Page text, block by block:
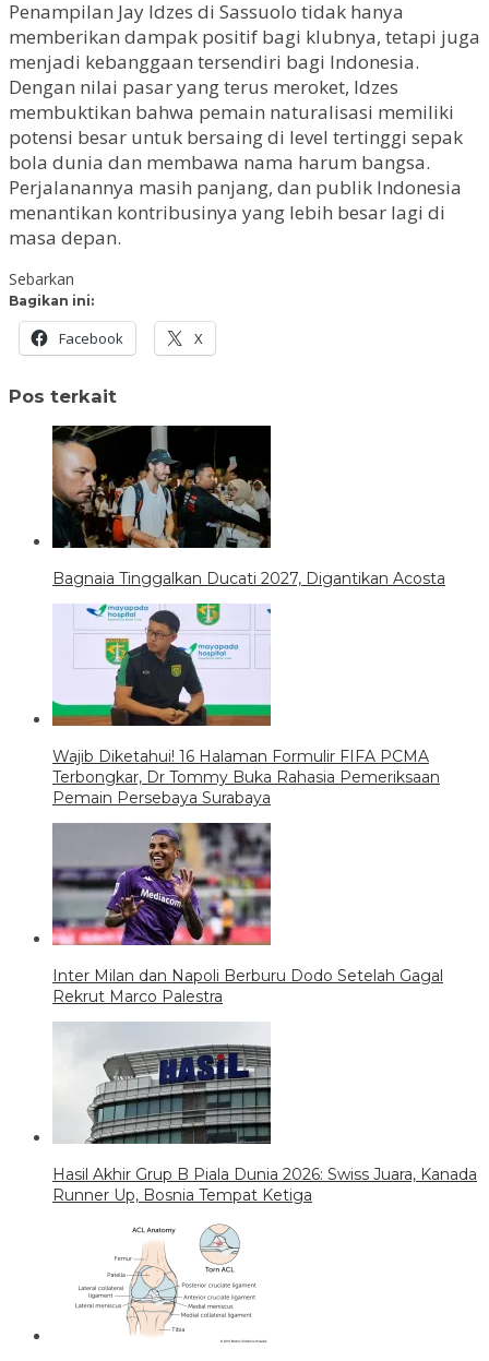
Penampilan Jay Idzes di Sassuolo tidak hanya
memberikan dampak positif bagi klubnya, tetapi juga
menjadi kebanggaan tersendiri bagi Indonesia.
Dengan nilai pasar yang terus meroket, Idzes
membuktikan bahwa pemain naturalisasi memiliki
potensi besar untuk bersaing di level tertinggi sepak
bola dunia dan membawa nama harum bangsa.
Perjalanannya masih panjang, dan publik Indonesia
menantikan kontribusinya yang lebih besar lagi di
masa depan.
Sebarkan
Bagikan ini:
Facebook X
Pos terkait
Bagnaia Tinggalkan Ducati 2027, Digantikan Acosta
Wajib Diketahui! 16 Halaman Formulir FIFA PCMA
Terbongkar, Dr Tommy Buka Rahasia Pemeriksaan
Pemain Persebaya Surabaya
Inter Milan dan Napoli Berburu Dodo Setelah Gagal
Rekrut Marco Palestra
Hasil Akhir Grup B Piala Dunia 2026: Swiss Juara, Kanada
Runner Up, Bosnia Tempat Ketiga